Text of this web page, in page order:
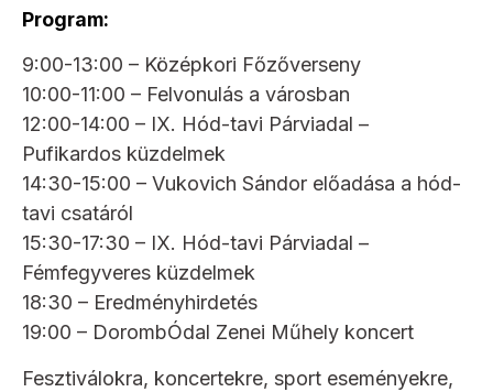
Program:
9:00-13:00 – Középkori Főzőverseny
10:00-11:00 – Felvonulás a városban
12:00-14:00 – IX. Hód-tavi Párviadal –
Pufikardos küzdelmek
14:30-15:00 – Vukovich Sándor előadása a hód-
tavi csatáról
15:30-17:30 – IX. Hód-tavi Párviadal –
Fémfegyveres küzdelmek
18:30 – Eredményhirdetés
19:00 – DorombÓdal Zenei Műhely koncert
Fesztiválokra, koncertekre, sport eseményekre,